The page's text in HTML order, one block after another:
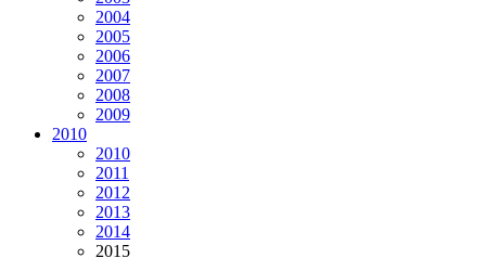
2004
2005
2006
2007
2008
2009
2010
2010
2011
2012
2013
2014
2015